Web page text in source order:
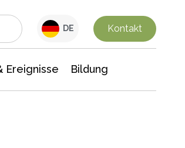
DE Kontakt
Ereignisse Bildung